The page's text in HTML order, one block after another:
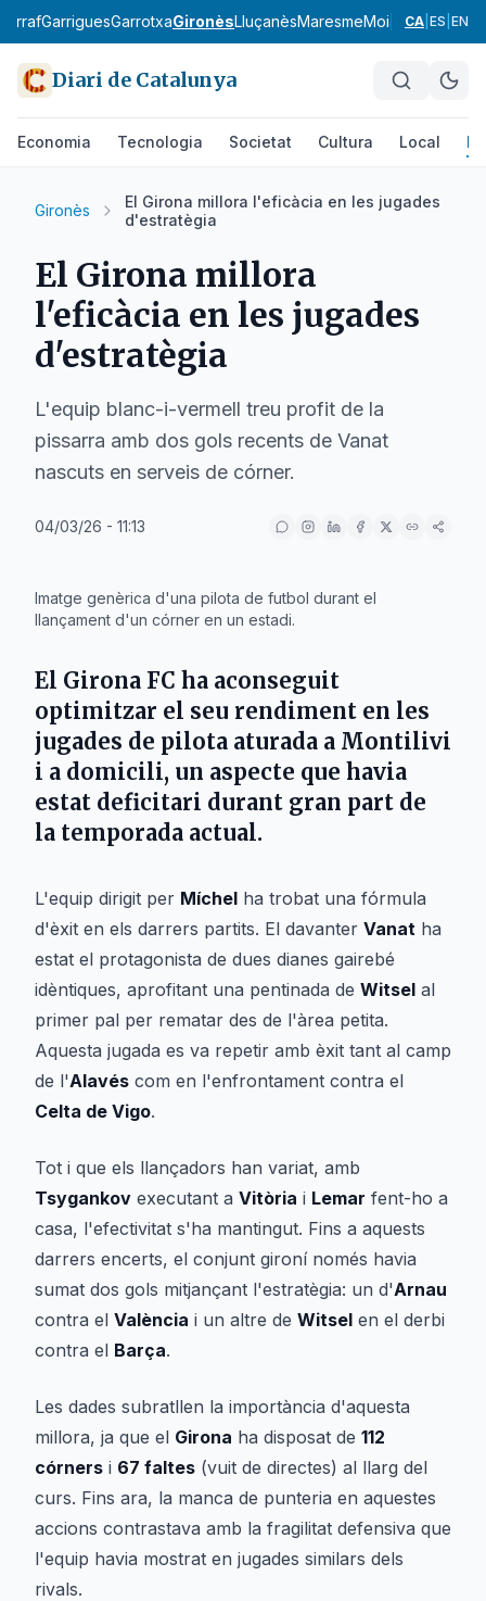
GarriguesGarrotxaGironèsLluçanèsMaresmeMoianès Montsià
CA ES EN
Diari de Catalunya
Economia Tecnologia Societat Cultura Local
Gironès
El Girona millora l'eficàcia en les jugades
d'estratègia
El Girona millora
l'eficàcia en les jugades
d'estratègia
L'equip blanc-i-vermell treu profit de la
pissarra amb dos gols recents de Vanat
nascuts en serveis de córner.
04/03/26 - 11:13
Imatge genèrica d'una pilota de futbol durant el
llançament d'un córner en un estadi.
El Girona FC ha aconseguit
optimitzar el seu rendiment en les
jugades de pilota aturada a Montilivi
i a domicili, un aspecte que havia
estat deficitari durant gran part de
la temporada actual.
L'equip dirigit per Míchel ha trobat una fórmula
d'èxit en els darrers partits. El davanter Vanat ha
estat el protagonista de dues dianes gairebé
idèntiques, aprofitant una pentinada de Witsel al
primer pal per rematar des de l'àrea petita.
Aquesta jugada es va repetir amb èxit tant al camp
de l'Alavés com en l'enfrontament contra el
Celta de Vigo.
Tot i que els llançadors han variat, amb
Tsygankov executant a Vitòria i Lemar fent-ho a
casa, l'efectivitat s'ha mantingut. Fins a aquests
darrers encerts, el conjunt gironí només havia
sumat dos gols mitjançant l'estratègia: un d'Arnau
contra el València i un altre de Witsel en el derbi
contra el Barça.
Les dades subratllen la importància d'aquesta
millora, ja que el Girona ha disposat de 112
córners i 67 faltes (vuit de directes) al llarg del
curs. Fins ara, la manca de punteria en aquestes
accions contrastava amb la fragilitat defensiva que
l'equip havia mostrat en jugades similars dels
rivals.